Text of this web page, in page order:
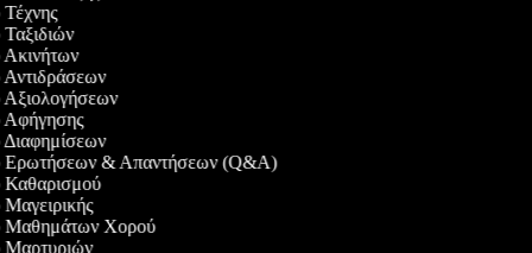
Τέχνης
Ταξιδιών
Ακινήτων
Αντιδράσεων
Αξιολογήσεων
Αφήγησης
Διαφημίσεων
Ερωτήσεων & Απαντήσεων (Q&A)
Καθαρισμού
Μαγειρικής
Μαθημάτων Χορού
Μαρτυριών